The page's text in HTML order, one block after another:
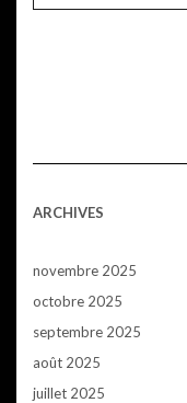
ARCHIVES
novembre 2025
octobre 2025
septembre 2025
août 2025
juillet 2025